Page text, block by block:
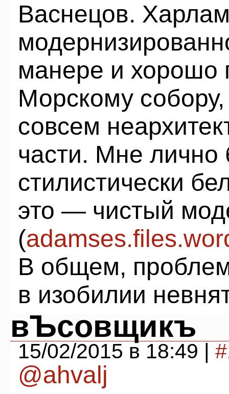
Васнецов.
манере и хорошо
Морскому собору,
совсем
части. Мне лично
стилистически
это — чистый
(
В общем,
в изобилии
вЪсовщикъ
15/02/2015 в 18:49 |
@ahvalj